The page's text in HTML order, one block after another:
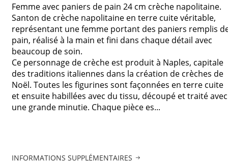
Femme avec paniers de pain 24 cm crèche napolitaine.
Santon de crèche napolitaine en terre cuite véritable,
représentant une femme portant des paniers remplis
pain, réalisé à la main et fini dans chaque détail avec
beaucoup de soin.
Ce personnage de crèche est produit à Naples, capitale
des traditions italiennes dans la création de crèches de
Noël. Toutes les figurines sont façonnées en terre cuite
et ensuite habillées avec du tissu, découpé et traité avec
une grande minutie. Chaque pièce es...
INFORMATIONS SUPPLÉMENTAIRES